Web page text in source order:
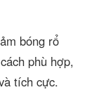
bóng rổ
phù hợp,
tích cực.